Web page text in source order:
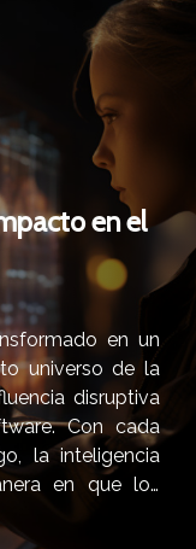
en el
en un
universo de la
disruptiva
Con cada
la inteligencia
en que los
y desplegados.
posibilidades,